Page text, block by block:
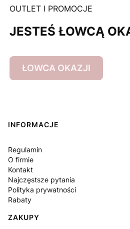
OUTLET I PROMOCJE
JESTEŚ ŁOWCĄ
ŁOWCA OKAZJI
Linki w stopce
INFORMACJE
Regulamin
O firmie
Kontakt
Najczęstsze pytania
Polityka prywatności
Rabaty
ZAKUPY